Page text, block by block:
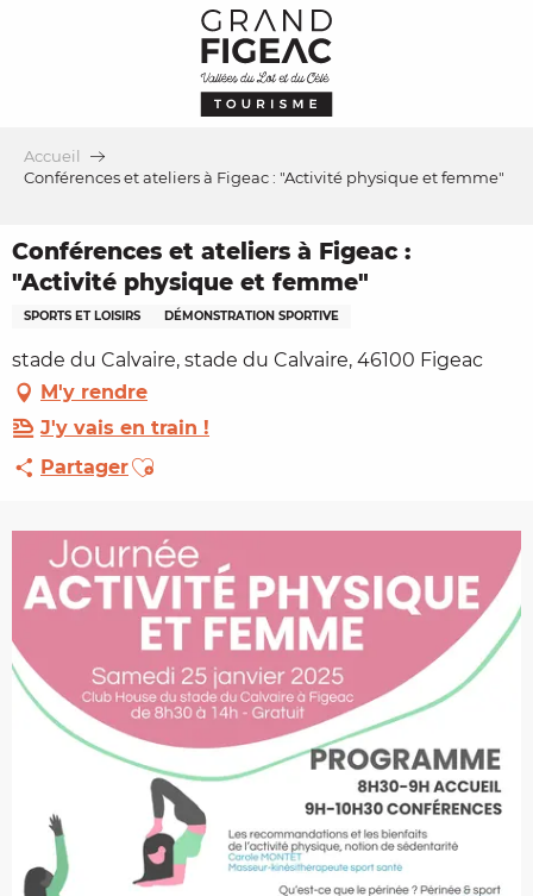
Accueil
Conférences et ateliers à Figeac : "Activité physique et femme"
Conférences et ateliers à Figeac :
"Activité physique et femme"
SPORTS ET LOISIRS DÉMONSTRATION SPORTIVE
stade du Calvaire, stade du Calvaire, 46100 Figeac
M'y rendre
J'y vais en train !
PartagerAjouter aux favoris